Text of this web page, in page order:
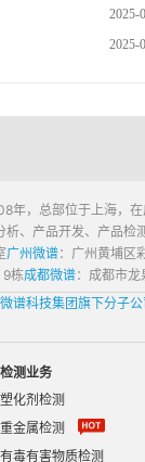
2025-
2025-
年，总部位于上海，
、产品开发、产品检
广州微谱：广州黄埔区
9栋成都微谱：成都市
谱科技集团旗下分子
检测业务
塑化剂检测
重金属检测
有毒有害物质检测